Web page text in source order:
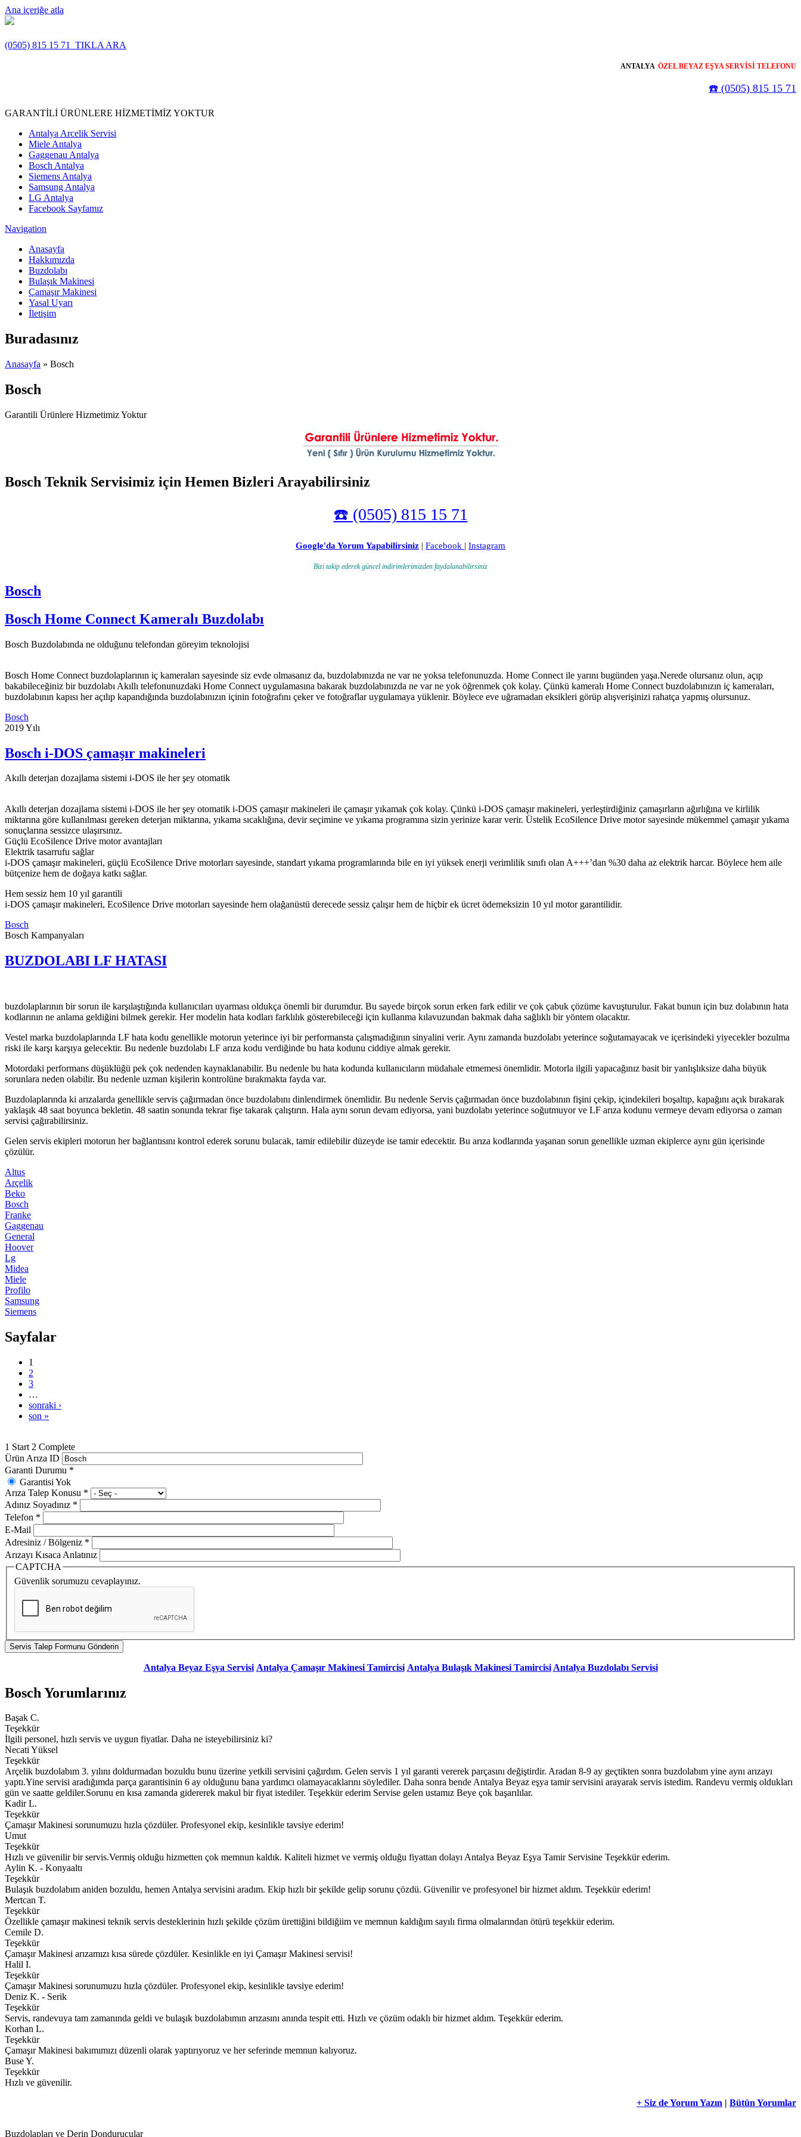
Ana içeriğe atla
(0505) 815 15 71 TIKLA ARA
ANTALYA ÖZEL BEYAZ EŞYA SERVİSİ TELEFONU
☎️ (0505) 815 15 71
GARANTİLİ ÜRÜNLERE HİZMETİMİZ YOKTUR
Antalya Arcelik Servisi
Miele Antalya
Gaggenau Antalya
Bosch Antalya
Siemens Antalya
Samsung Antalya
LG Antalya
Facebook Sayfamız
Navigation
Anasayfa
Hakkımızda
Buzdolabı
Bulaşık Makinesi
Çamaşır Makinesi
Yasal Uyarı
İletişim
Buradasınız
Anasayfa » Bosch
Bosch
Garantili Ürünlere Hizmetimiz Yoktur
Bosch Teknik Servisimiz için Hemen Bizleri Arayabilirsiniz
☎️ (0505) 815 15 71
Google'da Yorum Yapabilirsiniz | Facebook | Instagram
Bizi takip ederek güncel indirimlerimizden faydalanabilirsiniz
Bosch
Bosch Home Connect Kameralı Buzdolabı
Bosch Buzdolabında ne olduğunu telefondan göreyim teknolojisi
Bosch Home Connect buzdolaplarının iç kameraları sayesinde siz evde olmasanız da, buzdolabınızda ne var ne yoksa telefonunuzda. Home Connect ile yarını bugünden yaşa.Nerede olursanız olun, açıp
bakabileceğiniz bir buzdolabı Akıllı telefonunuzdaki Home Connect uygulamasına bakarak buzdolabınızda ne var ne yok öğrenmek çok kolay. Çünkü kameralı Home Connect buzdolabınızın iç kameraları,
buzdolabının kapısı her açılıp kapandığında buzdolabınızın içinin fotoğrafını çeker ve fotoğraflar uygulamaya yüklenir. Böylece eve uğramadan eksikleri görüp alışverişinizi rahatça yapmış olursunuz.
Bosch
2019 Yılı
Bosch i-DOS çamaşır makineleri
Akıllı deterjan dozajlama sistemi i-DOS ile her şey otomatik
Akıllı deterjan dozajlama sistemi i-DOS ile her şey otomatik i-DOS çamaşır makineleri ile çamaşır yıkamak çok kolay. Çünkü i-DOS çamaşır makineleri, yerleştirdiğiniz çamaşırların ağırlığına ve kirlilik
miktarına göre kullanılması gereken deterjan miktarına, yıkama sıcaklığına, devir seçimine ve yıkama programına sizin yerinize karar verir. Üstelik EcoSilence Drive motor sayesinde mükemmel çamaşır yıkama
sonuçlarına sessizce ulaşırsınız.
Güçlü EcoSilence Drive motor avantajları
Elektrik tasarrufu sağlar
i-DOS çamaşır makineleri, güçlü EcoSilence Drive motorları sayesinde, standart yıkama programlarında bile en iyi yüksek enerji verimlilik sınıfı olan A+++’dan %30 daha az elektrik harcar. Böylece hem aile
bütçenize hem de doğaya katkı sağlar.
Hem sessiz hem 10 yıl garantili
i-DOS çamaşır makineleri, EcoSilence Drive motorları sayesinde hem olağanüstü derecede sessiz çalışır hem de hiçbir ek ücret ödemeksizin 10 yıl motor garantilidir.
Bosch
Bosch Kampanyaları
BUZDOLABI LF HATASI
buzdolaplarının bir sorun ile karşılaştığında kullanıcıları uyarması oldukça önemli bir durumdur. Bu sayede birçok sorun erken fark edilir ve çok çabuk çözüme kavuşturulur. Fakat bunun için buz dolabının hata
kodlarının ne anlama geldiğini bilmek gerekir. Her modelin hata kodları farklılık gösterebileceği için kullanma kılavuzundan bakmak daha sağlıklı bir yöntem olacaktır.
Vestel marka buzdolaplarında LF hata kodu genellikle motorun yeterince iyi bir performansta çalışmadığının sinyalini verir. Aynı zamanda buzdolabı yeterince soğutamayacak ve içerisindeki yiyecekler bozulma
riski ile karşı karşıya gelecektir. Bu nedenle buzdolabı LF arıza kodu verdiğinde bu hata kodunu ciddiye almak gerekir.
Motordaki performans düşüklüğü pek çok nedenden kaynaklanabilir. Bu nedenle bu hata kodunda kullanıcıların müdahale etmemesi önemlidir. Motorla ilgili yapacağınız basit bir yanlışlıksize daha büyük
sorunlara neden olabilir. Bu nedenle uzman kişilerin kontrolüne bırakmakta fayda var.
Buzdolaplarında ki arızalarda genellikle servis çağırmadan önce buzdolabını dinlendirmek önemlidir. Bu nedenle Servis çağırmadan önce buzdolabının fişini çekip, içindekileri boşaltıp, kapağını açık bırakarak
yaklaşık 48 saat boyunca bekletin. 48 saatin sonunda tekrar fişe takarak çalıştırın. Hala aynı sorun devam ediyorsa, yani buzdolabı yeterince soğutmuyor ve LF arıza kodunu vermeye devam ediyorsa o zaman
servisi çağırabilirsiniz.
Gelen servis ekipleri motorun her bağlantısını kontrol ederek sorunu bulacak, tamir edilebilir düzeyde ise tamir edecektir. Bu arıza kodlarında yaşanan sorun genellikle uzman ekiplerce aynı gün içerisinde
çözülür.
Altus
Arçelik
Beko
Bosch
Franke
Gaggenau
General
Hoover
Lg
Midea
Miele
Profilo
Samsung
Siemens
Sayfalar
1
2
3
…
sonraki ›
son »
1 Start 2 Complete
Ürün Arıza ID
Garanti Durumu *
Garantisi Yok
Arıza Talep Konusu *
Adınız Soyadınız *
Telefon *
E-Mail
Adresiniz / Bölgeniz *
Arızayı Kısaca Anlatınız
CAPTCHA
Güvenlik sorumuzu cevaplayınız.
Antalya Beyaz Eşya Servisi Antalya Çamaşır Makinesi Tamircisi Antalya Bulaşık Makinesi Tamircisi Antalya Buzdolabı Servisi
Bosch Yorumlarınız
Başak C.
Teşekkür
İlgili personel, hızlı servis ve uygun fiyatlar. Daha ne isteyebilirsiniz ki?
Necati Yüksel
Teşekkür
Arçelik buzdolabım 3. yılını doldurmadan bozuldu bunu üzerine yetkili servisini çağırdım. Gelen servis 1 yıl garanti vererek parçasını değiştirdir. Aradan 8-9 ay geçtikten sonra buzdolabım yine aynı arızayı
yaptı.Yine servisi aradığımda parça garantisinin 6 ay olduğunu bana yardımcı olamayacaklarını söylediler. Daha sonra bende Antalya Beyaz eşya tamir servisini arayarak servis istedim. Randevu vermiş oldukları
gün ve saatte geldiler.Sorunu en kısa zamanda gidererek makul bir fiyat istediler. Teşekkür ederim Servise gelen ustamız Beye çok başarılılar.
Kadir L.
Teşekkür
Çamaşır Makinesi sorunumuzu hızla çözdüler. Profesyonel ekip, kesinlikle tavsiye ederim!
Umut
Teşekkür
Hızlı ve güvenilir bir servis.Vermiş olduğu hizmetten çok memnun kaldık. Kaliteli hizmet ve vermiş olduğu fiyattan dolayı Antalya Beyaz Eşya Tamir Servisine Teşekkür ederim.
Aylin K. - Konyaaltı
Teşekkür
Bulaşık buzdolabım aniden bozuldu, hemen Antalya servisini aradım. Ekip hızlı bir şekilde gelip sorunu çözdü. Güvenilir ve profesyonel bir hizmet aldım. Teşekkür ederim!
Mertcan T.
Teşekkür
Özellikle çamaşır makinesi teknik servis desteklerinin hızlı şekilde çözüm ürettiğini bildiğiim ve memnun kaldığım sayılı firma olmalarından ötürü teşekkür ederim.
Cemile D.
Teşekkür
Çamaşır Makinesi arızamızı kısa sürede çözdüler. Kesinlikle en iyi Çamaşır Makinesi servisi!
Halil I.
Teşekkür
Çamaşır Makinesi sorunumuzu hızla çözdüler. Profesyonel ekip, kesinlikle tavsiye ederim!
Deniz K. - Serik
Teşekkür
Servis, randevuya tam zamanında geldi ve bulaşık buzdolabımın arızasını anında tespit etti. Hızlı ve çözüm odaklı bir hizmet aldım. Teşekkür ederim.
Korhan L.
Teşekkür
Çamaşır Makinesi bakımımızı düzenli olarak yaptırıyoruz ve her seferinde memnun kalıyoruz.
Buse Y.
Teşekkür
Hızlı ve güvenilir.
+ Siz de Yorum Yazın | Bütün Yorumlar
Buzdolapları ve Derin Dondurucular